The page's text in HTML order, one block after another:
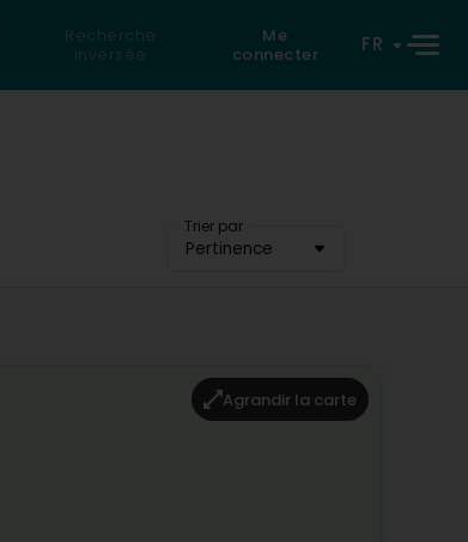
Recherche
inversée
Me
connecter
FR
Trier par
Pertinence
Agrandir la carte